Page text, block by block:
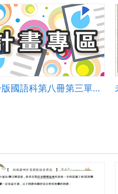
南一版國語科第八冊第三單元 生活札記 康軒版社會科第四冊三單元 家鄉的產業 六